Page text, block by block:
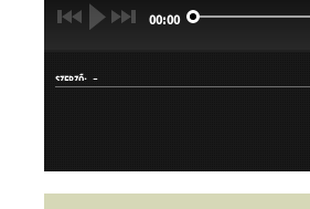
00:00
SZERZŐ: -